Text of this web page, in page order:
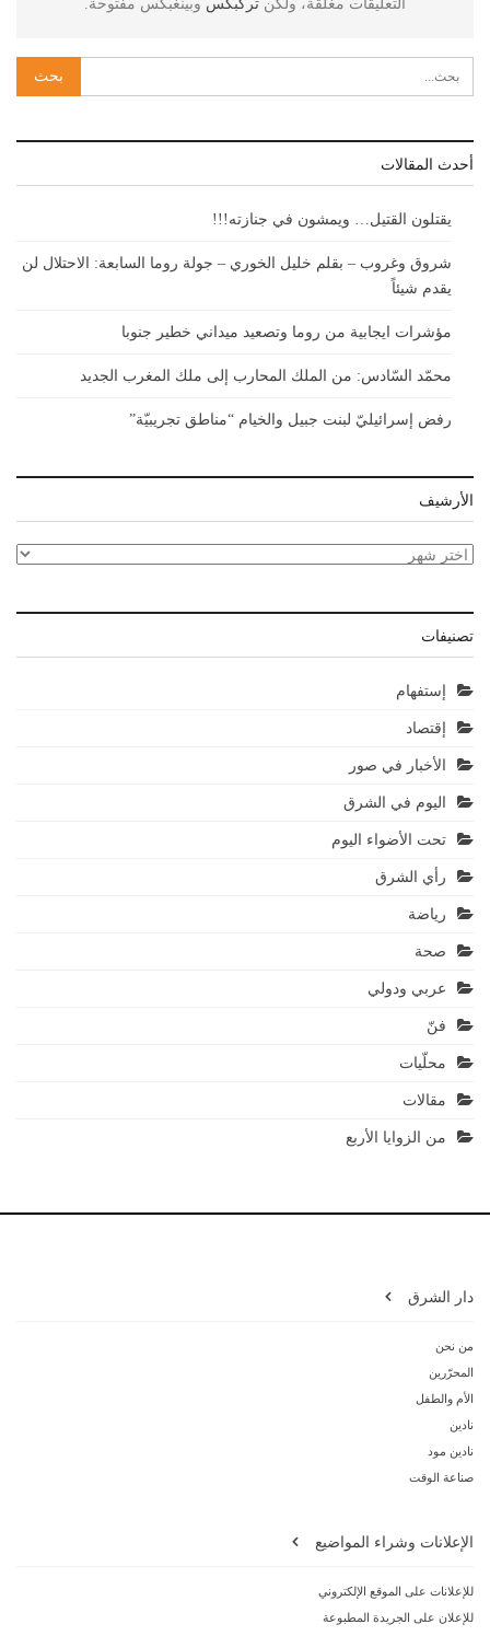
التعليقات مغلقة، ولكن تركبكس وبينغبكس مفتوحة.
أحدث المقالات
يقتلون القتيل… ويمشون في جنازته!!!
شروق وغروب – بقلم خليل الخوري – جولة روما السابعة: الاحتلال لن
يقدم شيئاً
مؤشرات ايجابية من روما وتصعيد ميداني خطير جنوبا
محمّد السّادس: من الملك المحارب إلى ملك المغرب الجديد
رفض إسرائيليّ لبنت جبيل والخيام “مناطق تجريبيّة”
الأرشيف
الأرشيف
تصنيفات
إستفهام
إقتصاد
الأخبار في صور
اليوم في الشرق
تحت الأضواء اليوم
رأي الشرق
رياضة
صحة
عربي ودولي
فنّ
محلّيات
مقالات
من الزوايا الأربع
دار الشرق
من نحن
المحرّرين
الأم والطفل
نادين
نادين مود
صناعة الوقت
الإعلانات وشراء المواضيع
للإعلانات على الموقع الإلكتروني
للإعلان على الجريدة المطبوعة